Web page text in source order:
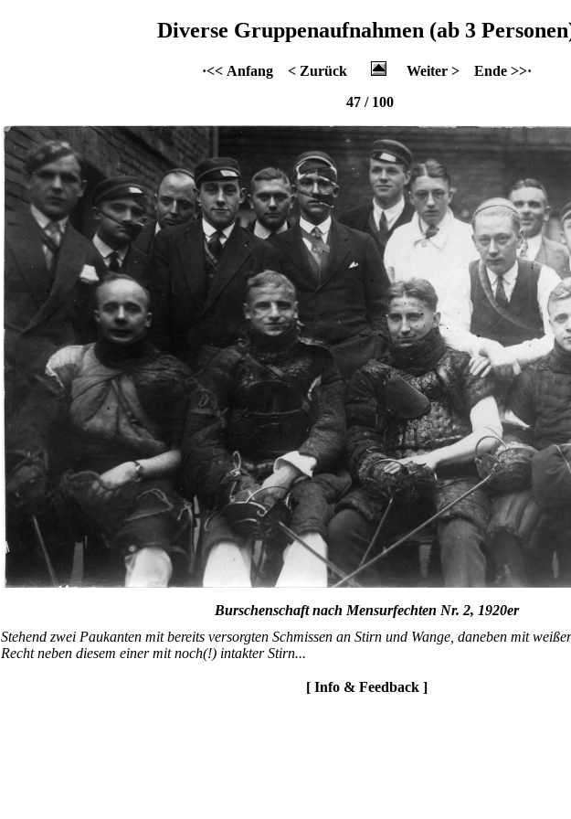
Diverse Gruppenaufnahmen (ab 3
·<< Anfang < Zurück Weiter >
Ende >>·
47 / 100
Burschenschaft nach Mensurfechten Nr. 2, 1920er
Stehend zwei Paukanten mit bereits versorgten Schmissen an Stirn und Wange, daneben mit
Recht neben diesem einer mit noch(!) intakter Stirn...
[ Info & Feedback ]